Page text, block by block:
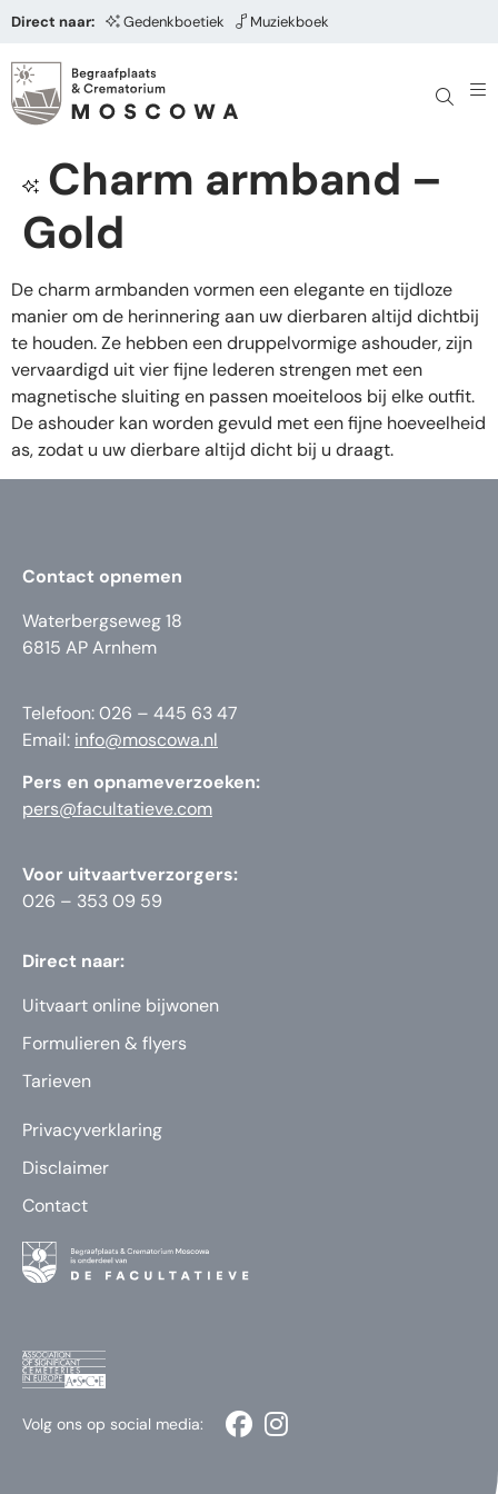
Direct naar: Gedenkboetiek Muziekboek
Charm armband –
Gold
De charm armbanden vormen een elegante en tijdloze
manier om de herinnering aan uw dierbaren altijd dichtbij
te houden. Ze hebben een druppelvormige ashouder, zijn
vervaardigd uit vier fijne lederen strengen met een
magnetische sluiting en passen moeiteloos bij elke outfit.
De ashouder kan worden gevuld met een fijne hoeveelheid
as, zodat u uw dierbare altijd dicht bij u draagt.
Contact opnemen
Waterbergseweg 18
6815 AP Arnhem
Telefoon: 026 – 445 63 47
Email: info@moscowa.nl
Pers en opnameverzoeken:
pers@facultatieve.com
Voor uitvaartverzorgers:
026 – 353 09 59
Direct naar:
Uitvaart online bijwonen
Formulieren & flyers
Tarieven
Privacyverklaring
Disclaimer
Contact
Volg ons op social media: